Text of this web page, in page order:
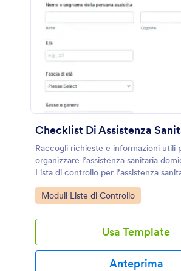
Raccogli richieste e informazioni utili
organizzare l’assistenza sanitaria
Lista di controllo per l’assistenza
Form di Jotform, pensata per
e famiglie che gestiscono cure a casa.
Go to Category:
Moduli Liste di Controllo
Usa Template
Anteprima